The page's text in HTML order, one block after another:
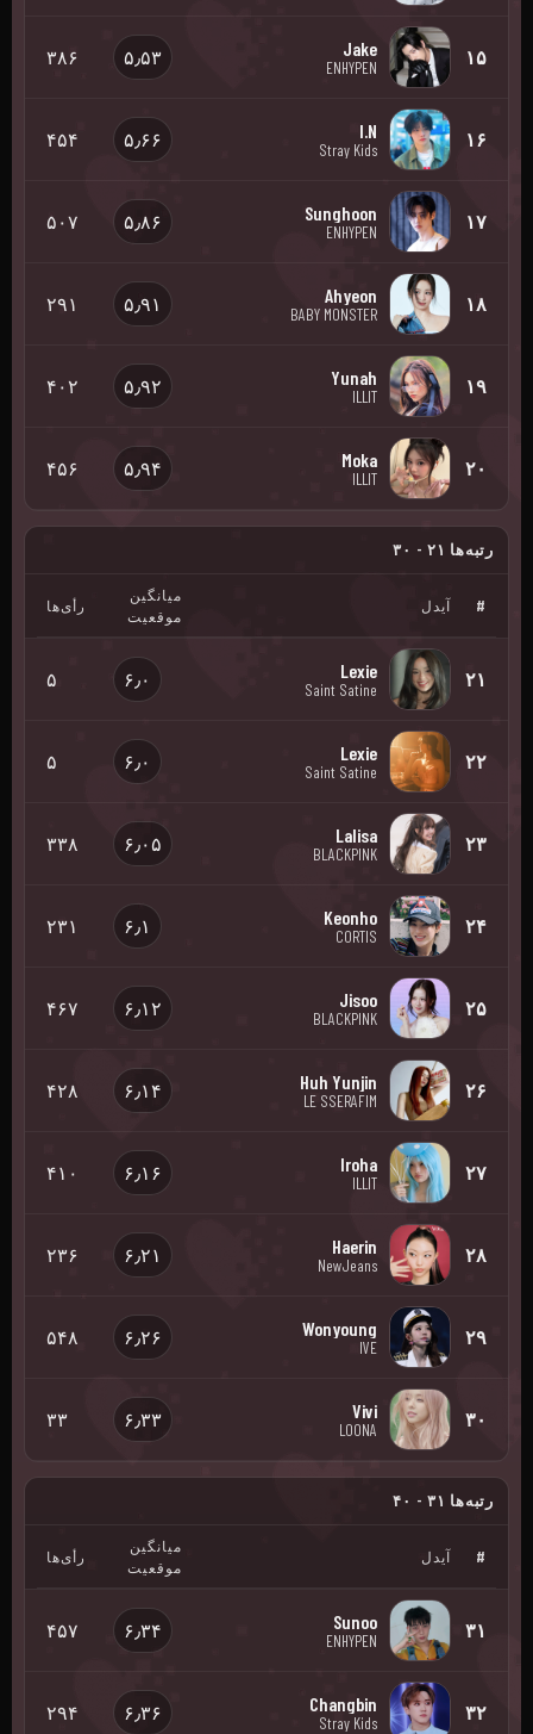
۱۵ Jake
ENHYPEN ۵٫۵۳ ۳۸۶
۱۶ I.N
Stray Kids ۵٫۶۶ ۴۵۴
۱۷ Sunghoon
ENHYPEN ۵٫۸۶ ۵۰۷
۱۸ Ahyeon
BABY MONSTER ۵٫۹۱ ۲۹۱
۱۹ Yunah
ILLIT ۵٫۹۲ ۴۰۲
۲۰ Moka
ILLIT ۵٫۹۴ ۴۵۶
رتبه‌ها ۲۱ - ۳۰
# آیدل
میانگین
موقعیت
رأی‌ها
۲۱ Lexie
Saint Satine ۶٫۰ ۵
۲۲ Lexie
Saint Satine ۶٫۰ ۵
۲۳ Lalisa
BLACKPINK ۶٫۰۵ ۳۳۸
۲۴ Keonho
CORTIS ۶٫۱ ۲۳۱
۲۵ Jisoo
BLACKPINK ۶٫۱۲ ۴۶۷
۲۶ Huh Yunjin
LE SSERAFIM ۶٫۱۴ ۴۲۸
۲۷ Iroha
ILLIT ۶٫۱۶ ۴۱۰
۲۸ Haerin
NewJeans ۶٫۲۱ ۲۳۶
۲۹ Wonyoung
IVE ۶٫۲۶ ۵۴۸
۳۰ Vivi
LOONA ۶٫۳۳ ۳۳
رتبه‌ها ۳۱ - ۴۰
# آیدل
میانگین
موقعیت
رأی‌ها
۳۱ Sunoo
ENHYPEN ۶٫۳۴ ۴۵۷
۳۲ Changbin
Stray Kids ۶٫۳۶ ۲۹۴